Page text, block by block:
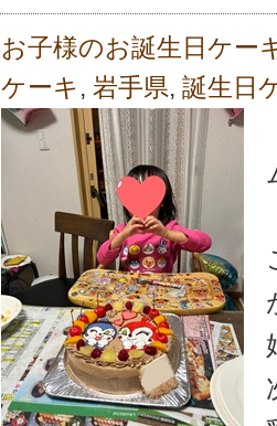
お子様のお誕生日ケー
ケーキ , 岩手県, 誕生日